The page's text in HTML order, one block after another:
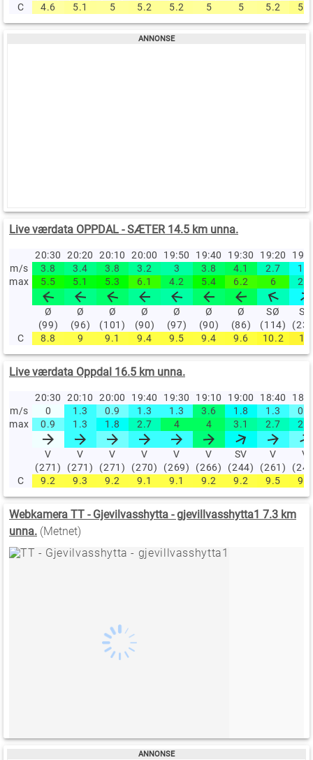
C
4.6 5.1 5 5.2 5.2 5 5 5.2 5.9
Live værdata OPPDAL - SÆTER 14.5 km unna.
20:30 20:20 20:10 20:00 19:50 19:40 19:30 19:20
m/s
3.8 3.4 3.8 3.2 3 3.8 4.1 2.7
1.6
max
5.5 5.1 5.3 6.1 4.2 5.4 6.2 6 2.5
Ø
(99)
Ø
(96)
Ø
(101)
Ø
(90)
Ø
(97)
Ø
(90)
Ø
(86)
SØ
(114)
SV
C
8.8 9 9.1 9.4 9.5 9.4 9.6 10.2 11
Live værdata Oppdal 16.5 km unna.
20:30 20:10 20:00 19:40 19:30 19:10 19:00 18:40
m/s
0 1.3 0.9 1.3 1.3 3.6 1.8 1.3
0.9
max
0.9 1.3 1.8 2.7 4 4 3.1 2.7 2.2
V
(271)
V
(271)
V
(271)
V
(270)
V
(269)
V
(266)
SV
(244)
V
(261)
V
C
9.2 9.3 9.2 9.1 9.1 9.2 9.2 9.5 9.6
Webkamera TT - Gjevilvasshytta - gjevillvasshytta1 7.3 km
unna. (Metnet)